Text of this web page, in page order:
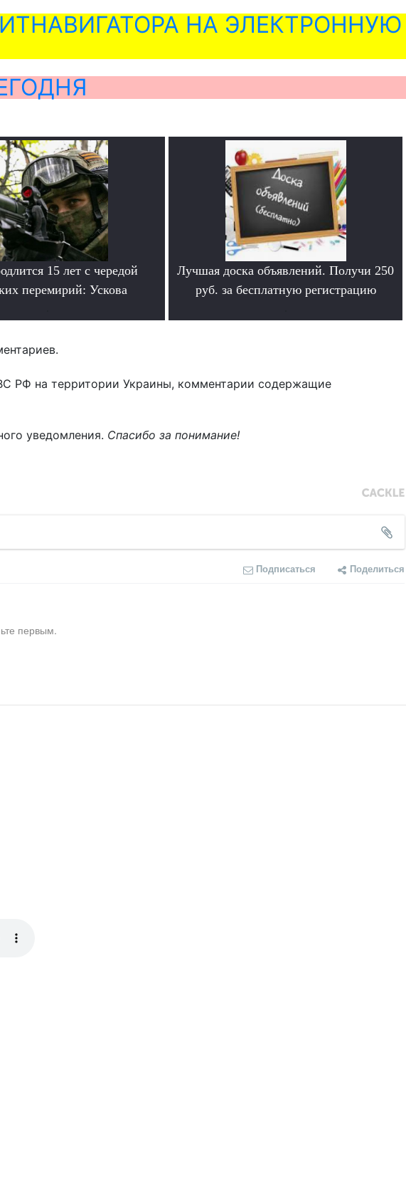
НА ЭЛЕКТРОННУЮ
15 лет с чередой
перемирий: Ускова
Лучшая доска объявлений. Получи 250
руб. за бесплатную регистрацию
РФ на территории Украины, комментарии содержащие
уведомления. Спасибо за понимание!
Подписаться Поделиться
первым.